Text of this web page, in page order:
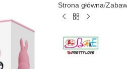
Strona główna